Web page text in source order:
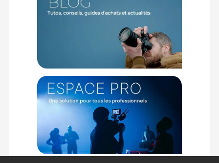
d'achat, sur la base d'une expédition Chronopost 24H vers un point
relais situé en France continentale uniquement, valable uniquement
sur les produits de moins de 1m et moins de 20Kg.
(2) Nombre de points Fidélité estimés, hors remises au panier, basé
sur le prix TTC en €, les points seront effectivement calculés dans le